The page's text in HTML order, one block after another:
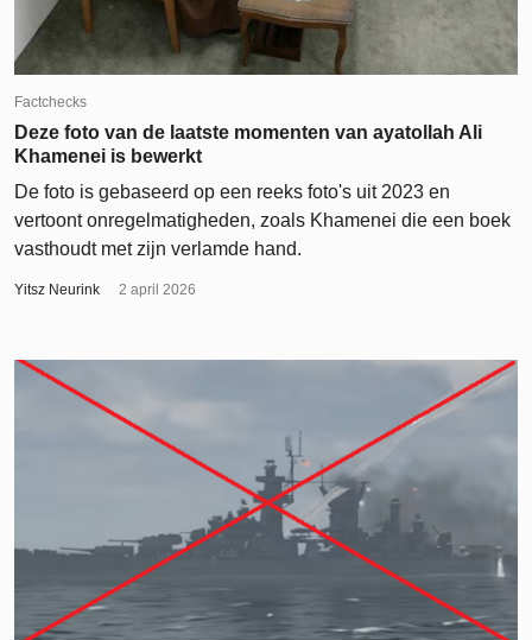
Factchecks
Deze foto van de laatste momenten van ayatollah Ali
Khamenei is bewerkt
De foto is gebaseerd op een reeks foto's uit 2023 en
vertoont onregelmatigheden, zoals Khamenei die een boek
vasthoudt met zijn verlamde hand.
Yitsz Neurink 2 april 2026